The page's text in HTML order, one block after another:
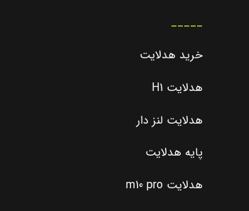
_____
خرید هدلایت
هدلایت H1
هدلایت لنز دار
پایه هدلایت
هدلایت m10 pro